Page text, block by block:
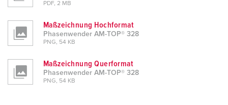
PDF, 2 MB
Maßzeichnung Hochformat
Phasenwender AM-TOP® 328
PNG, 54 KB
Maßzeichnung Querformat
Phasenwender AM-TOP® 328
PNG, 54 KB